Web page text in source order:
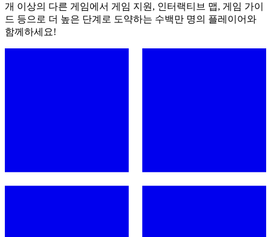
개 이상의 다른 게임에서 게임 지원, 인터랙티브 맵, 게임 가이
드 등으로 더 높은 단계로 도약하는 수백만 명의 플레이어와
함께하세요!